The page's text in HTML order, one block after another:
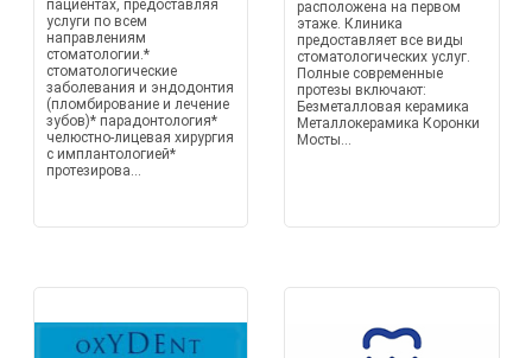
пациентах, предоставляя
услуги по всем
направлениям
стоматологии.*
стоматологические
заболевания и эндодонтия
(пломбирование и лечение
зубов)* парадонтология*
челюстно-лицевая хирургия
с имплантологией*
протезирова...
расположена на первом
этаже. Клиника
предоставляет все виды
стоматологических услуг.
Полные современные
протезы включают:
Безметалловая керамика
Металлокерамика Коронки
Мосты...